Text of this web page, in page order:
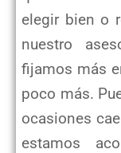
elegir bien o
nuestro
fijamos más
poco más.
ocasiones
estamos